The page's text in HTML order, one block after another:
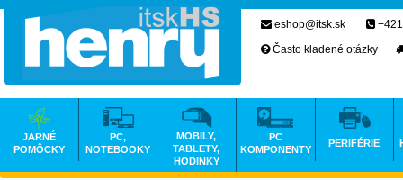
eshop@itsk.sk
Často kladené otázky
JARNÉ
POMÔCKY
PC,
NOTEBOOKY
MOBILY,
TABLETY,
HODINKY
PC
KOMPONENTY
PERIFÉRIE